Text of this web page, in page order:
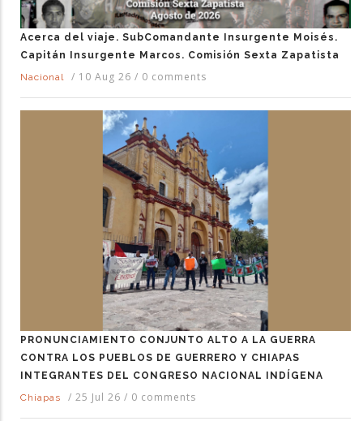
Acerca del viaje. SubComandante Insurgente Moisés.
Capitán Insurgente Marcos. Comisión Sexta Zapatista
Nacional
/ 10 Aug 26 / 0 comments
PRONUNCIAMIENTO CONJUNTO ALTO A LA GUERRA
CONTRA LOS PUEBLOS DE GUERRERO Y CHIAPAS
INTEGRANTES DEL CONGRESO NACIONAL INDÍGENA
Chiapas
/ 25 Jul 26 / 0 comments